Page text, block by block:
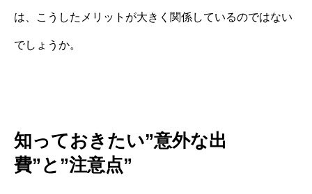
は、こうしたメリットが大きく関係しているのではない
でしょうか。
知っておきたい”意外な出
費”と”注意点”